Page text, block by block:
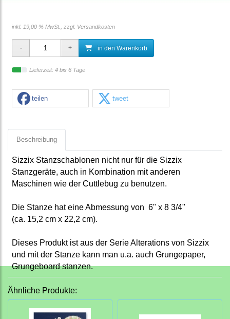
inkl. 19,00 % MwSt., zzgl. Versandkosten
in den Warenkorb
Lieferzeit: 4 bis 6 Tage
teilen tweet
Beschreibung
Sizzix Stanzschablonen nicht nur für die Sizzix
Stanzgeräte, auch in Kombination mit anderen
Maschinen wie der Cuttlebug zu benutzen.
Die Stanze hat eine Abmessung von 6" x 8 3/4"
(ca. 15,2 cm x 22,2 cm).
Dieses Produkt ist aus der Serie Alterations von Sizzix
und mit der Stanze kann man u.a. auch Grungepaper,
Grungeboard stanzen.
Ähnliche Produkte: